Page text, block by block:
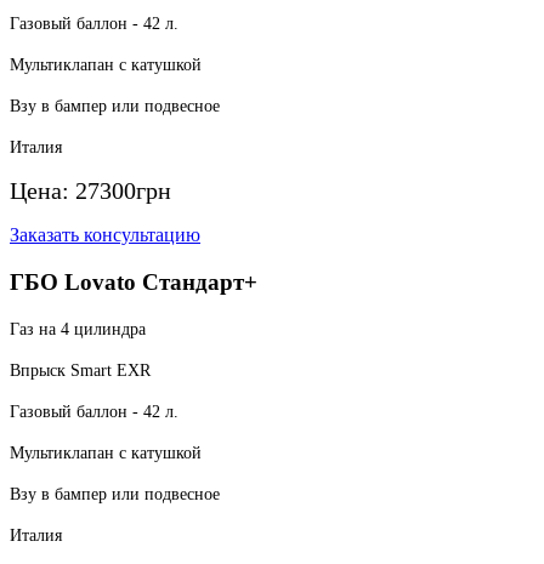
Газовый баллон - 42 л.
Мультиклапан с катушкой
Взу в бампер или подвесное
Италия
Цена: 27300грн
Заказать консультацию
ГБО Lovato Стандарт+
Газ на 4 цилиндра
Впрыск Smart EXR
Газовый баллон - 42 л.
Мультиклапан с катушкой
Взу в бампер или подвесное
Италия